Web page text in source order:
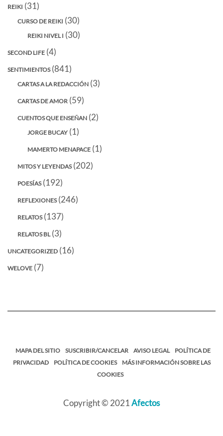
REIKI (31)
CURSO DE REIKI (30)
REIKI NIVEL I (30)
SECOND LIFE (4)
SENTIMIENTOS(841)
CARTAS A LA REDACCIÓN (3)
CARTAS DE AMOR (59)
CUENTOS QUE ENSEÑAN (2)
JORGE BUCAY (1)
MAMERTO MENAPACE (1)
MITOS Y LEYENDAS(202)
POESÍAS(192)
REFLEXIONES(246)
RELATOS(137)
RELATOS BL(3)
UNCATEGORIZED (16)
WELOVE (7)
MAPA DEL SITIO SUSCRIBIR/CANCELAR AVISO LEGAL
POLÍTICA DE
PRIVACIDAD
POLÍTICA DE COOKIES
MÁS INFORMACIÓN SOBRE LAS
COOKIES
Copyright © 2021Afectos